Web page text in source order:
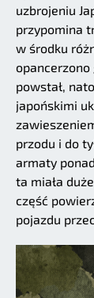
uzbrojeniu
przypomina
w środku
opancerzono
powstał,
japońskimi
przodu i do
armaty
ta miała
część
pojazdu